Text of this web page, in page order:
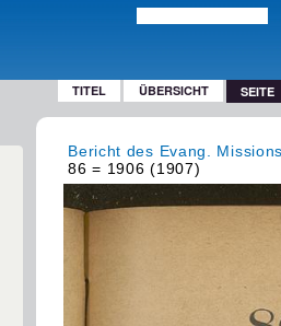
TITEL ÜBERSICHT SEITE
Bericht des Evang.
86 = 1906 (1907)